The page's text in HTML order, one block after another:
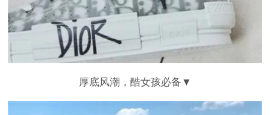
厚底风潮，酷女孩必备▼